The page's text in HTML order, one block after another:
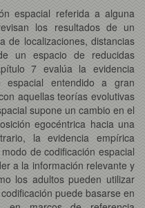
espacial referida a alguna
los resultados de un
de localizaciones, distancias
un espacio de reducidas
7 evalúa la evidencia
espacial entendido a gran
aquellas teorías evolutivas
supone un cambio en el
egocéntrica hacia una
la evidencia empírica
de codificación espacial
a la información relevante y
los adultos pueden utilizar
puede basarse en